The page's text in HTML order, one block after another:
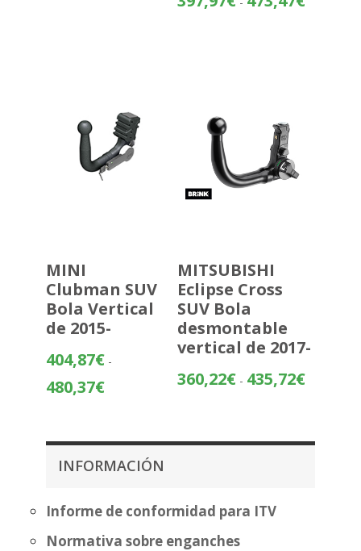
MINI
Clubman SUV
Bola Vertical
de 2015-
404,87€ -
480,37€Rango
desde
hasta
MITSUBISHI
Eclipse Cross
SUV Bola
desmontable
vertical de 2017-
360,22€ - 435,72€Rango
360,22€
INFORMACIÓN
Informe de conformidad para ITV
Normativa sobre enganches